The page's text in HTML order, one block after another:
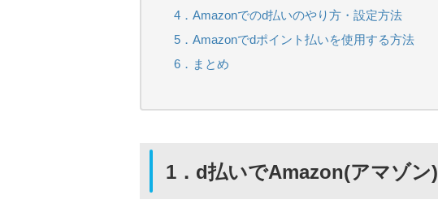
4．Amazonでのd払いのやり方・設定方法
5．Amazonでdポイント払いを使用する方法
6．まとめ
1．d払いでAmazon(アマゾ